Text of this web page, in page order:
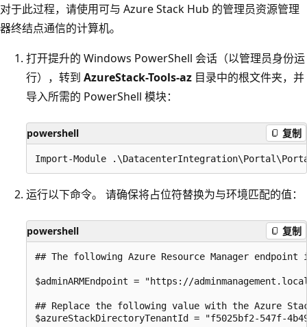
对于此过程，请使用可与 Azure Stack Hub 的管理员资源管理
器终结点通信的计算机。
打开提升的 Windows PowerShell 会话（以管理员身份运
行），转到 AzureStack-Tools-az 目录中的根文件夹，并
导入所需的 PowerShell 模块：
powershell 复制
运行以下命令。 请确保将占位符替换为与环境匹配的值：
powershell 复制
## The following Azure Resource Manager
$adminARMEndpoint = "https://
## Replace the following value with the Azure
$azureStackDirectoryTenantId = "f5025bf2-547f-